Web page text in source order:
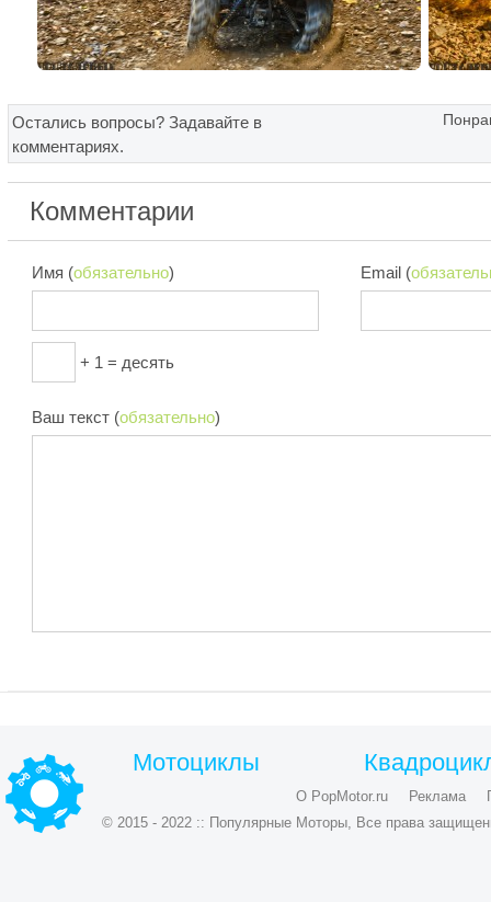
Остались вопросы? Задавайте в
комментариях.
Комментарии
Имя (обязательно) Email (
+ 1 = десять
Ваш текст (обязательно)
Мотоциклы
О PopMotor.ru Реклама
© 2015 - 2022 :: Популярные Моторы, Все права